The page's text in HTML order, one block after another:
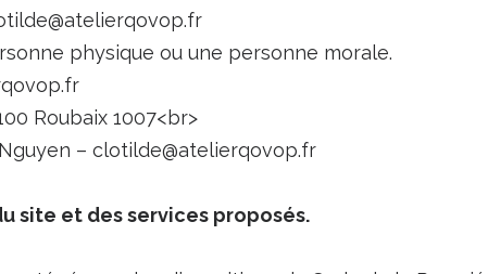
physique ou une personne morale.
Roubaix 1007<br>
– clotilde@atelierqovop.fr
site et des services proposés.